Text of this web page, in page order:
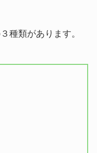
種類があります。